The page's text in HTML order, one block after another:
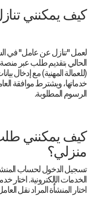
كيف يمكنني
لعمل "تنازل عن عامل" في
الحالي بتقديم طلب عبر منصة
(للعمالة المهنية) مع إدخال
خدماتها، ويشترط موافقة
الرسوم المطلوبة.
كيف يمكنني
منزلي؟
تسجيل الدخول لحساب
الخدمات الإلكترونية.
اختار المنشأة المراد نقل